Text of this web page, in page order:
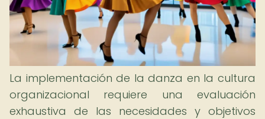
La implementación de la danza en la cultura
organizacional requiere una evaluación
exhaustiva de las necesidades y objetivos